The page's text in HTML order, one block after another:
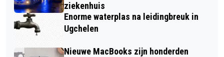
ziekenhuis
Enorme waterplas na leidingbreuk in
Ugchelen
Nieuwe MacBooks zijn honderden